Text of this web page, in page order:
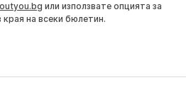
или използвате опцията за
края на всеки бюлетин.